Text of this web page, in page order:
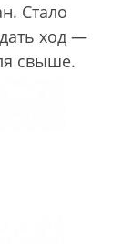
Стало
ход —
свыше.